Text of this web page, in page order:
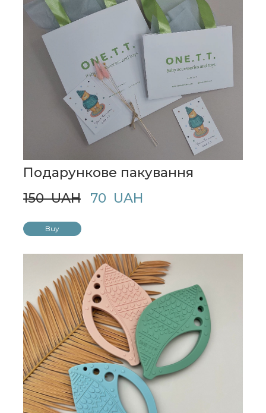
Подарункове пакування
150  UAH
70  UAH
Buy